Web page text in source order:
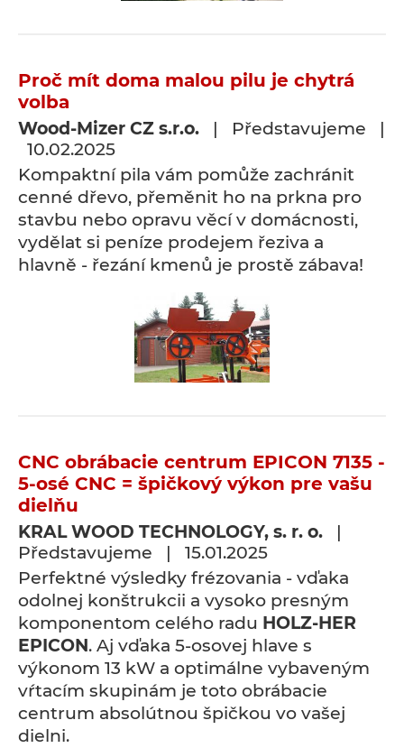
Proč mít doma malou pilu je chytrá
volba
Wood-Mizer CZ s.r.o. | Představujeme |
10.02.2025
Kompaktní pila vám pomůže zachránit
cenné dřevo, přeměnit ho na prkna pro
stavbu nebo opravu věcí v domácnosti,
vydělat si peníze prodejem řeziva a
hlavně - řezání kmenů je prostě zábava!
CNC obrábacie centrum EPICON 7135 -
5-osé CNC = špičkový výkon pre vašu
dielňu
KRAL WOOD TECHNOLOGY, s. r. o. |
Představujeme | 15.01.2025
Perfektné výsledky frézovania - vďaka
odolnej konštrukcii a vysoko presným
komponentom celého radu HOLZ-HER
EPICON. Aj vďaka 5-osovej hlave s
výkonom 13 kW a optimálne vybaveným
vŕtacím skupinám je toto obrábacie
centrum absolútnou špičkou vo vašej
dielni.